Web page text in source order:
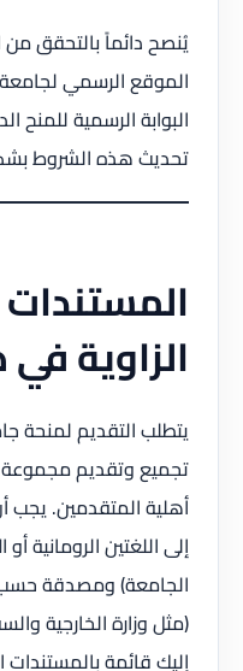
يُنصح دائماً بالتحقق
الموقع الرسمي لجامعة
البوابة الرسمية للمنح
تحديث هذه الشروط
الزاوية
يتطلب التقديم لمنحة
تجميع وتقديم مجموعة
أهلية المتقدمين. يجب
إلى اللغتين الرومانية
الجامعة) ومصدقة
(مثل وزارة الخارجية
إليك قائمة بالمستندات